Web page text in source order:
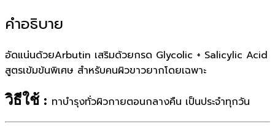
คำอธิบาย
อัดแน่นด้วยArbutin เสริมด้วยกรด Glycolic + Salicylic Acid
สูตรเข้มข้นพิเศษ สำหรับคนผิวขาวยากโดยเฉพาะ
วิธีใช้ : ทาบำรุงทั่วผิวกายตอนกลางคืน เป็นประจำทุกวัน